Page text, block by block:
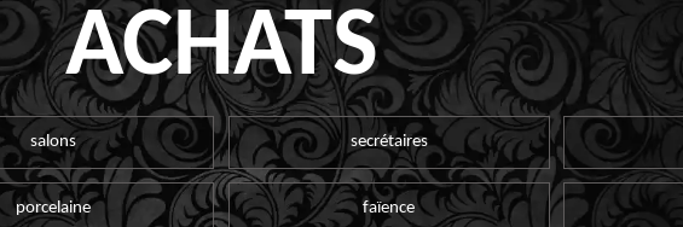
ACHATS
salons secrétaires
porcelaine faïence